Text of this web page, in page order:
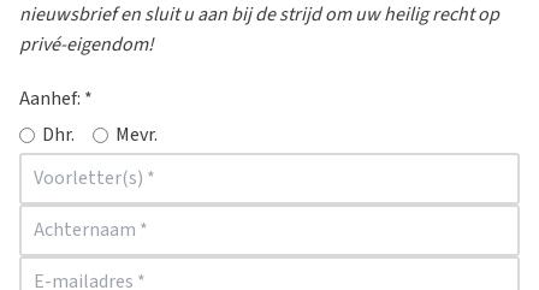
nieuwsbrief en sluit u aan bij de strijd om uw heilig recht op
privé-eigendom!
Aanhef: *
Dhr.
Mevr.